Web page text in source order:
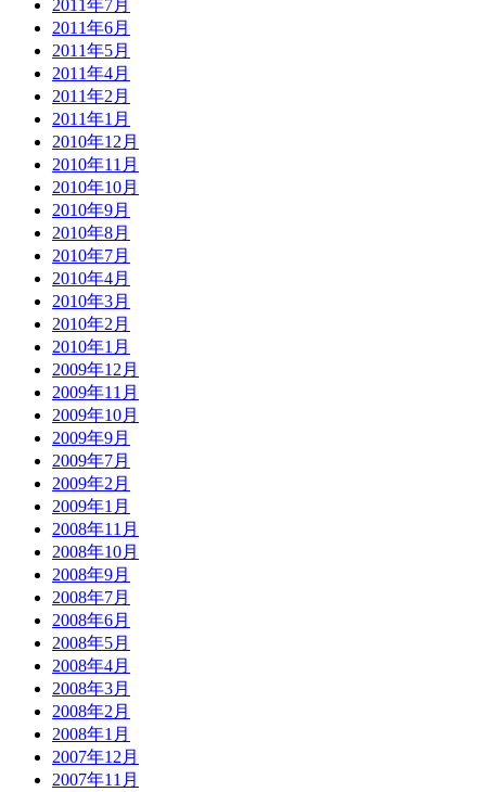
2011年7月
2011年6月
2011年5月
2011年4月
2011年2月
2011年1月
2010年12月
2010年11月
2010年10月
2010年9月
2010年8月
2010年7月
2010年4月
2010年3月
2010年2月
2010年1月
2009年12月
2009年11月
2009年10月
2009年9月
2009年7月
2009年2月
2009年1月
2008年11月
2008年10月
2008年9月
2008年7月
2008年6月
2008年5月
2008年4月
2008年3月
2008年2月
2008年1月
2007年12月
2007年11月